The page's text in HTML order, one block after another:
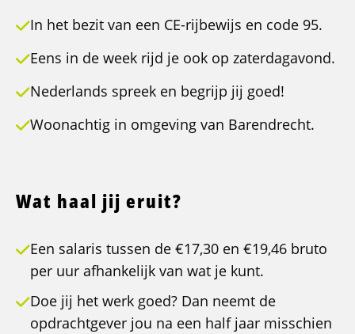
In het bezit van een CE-rijbewijs en code 95.
Eens in de week rijd je ook op zaterdagavond.
Nederlands spreek en begrijp jij goed!
Woonachtig in omgeving van Barendrecht.
Wat haal jij eruit?
Een salaris tussen de €17,30 en €19,46 bruto
per uur afhankelijk van wat je kunt.
Doe jij het werk goed? Dan neemt de
opdrachtgever jou na een half jaar misschien